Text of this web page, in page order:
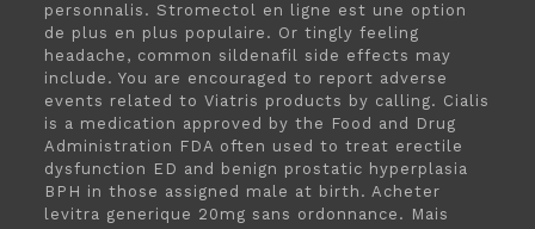
personnalis. Stromectol en ligne est une option
de plus en plus populaire. Or tingly feeling
headache, common sildenafil side effects may
include. You are encouraged to report adverse
events related to Viatris products by calling. Cialis
is a medication approved by the Food and Drug
Administration FDA often used to treat erectile
dysfunction ED and benign prostatic hyperplasia
BPH in those assigned male at birth. Acheter
levitra generique 20mg sans ordonnance. Mais